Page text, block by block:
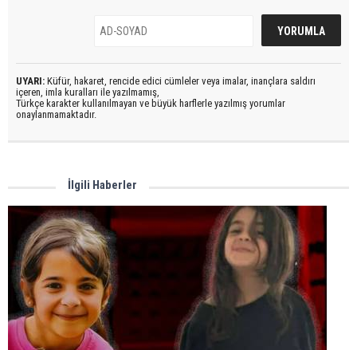
UYARI: Küfür, hakaret, rencide edici cümleler veya imalar, inançlara saldırı
içeren, imla kuralları ile yazılmamış,
Türkçe karakter kullanılmayan ve büyük harflerle yazılmış yorumlar
onaylanmamaktadır.
İlgili Haberler